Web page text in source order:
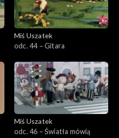
Miś Uszatek
odc. 44 – Gitara
Miś Uszatek
odc. 46 – Światła mówią